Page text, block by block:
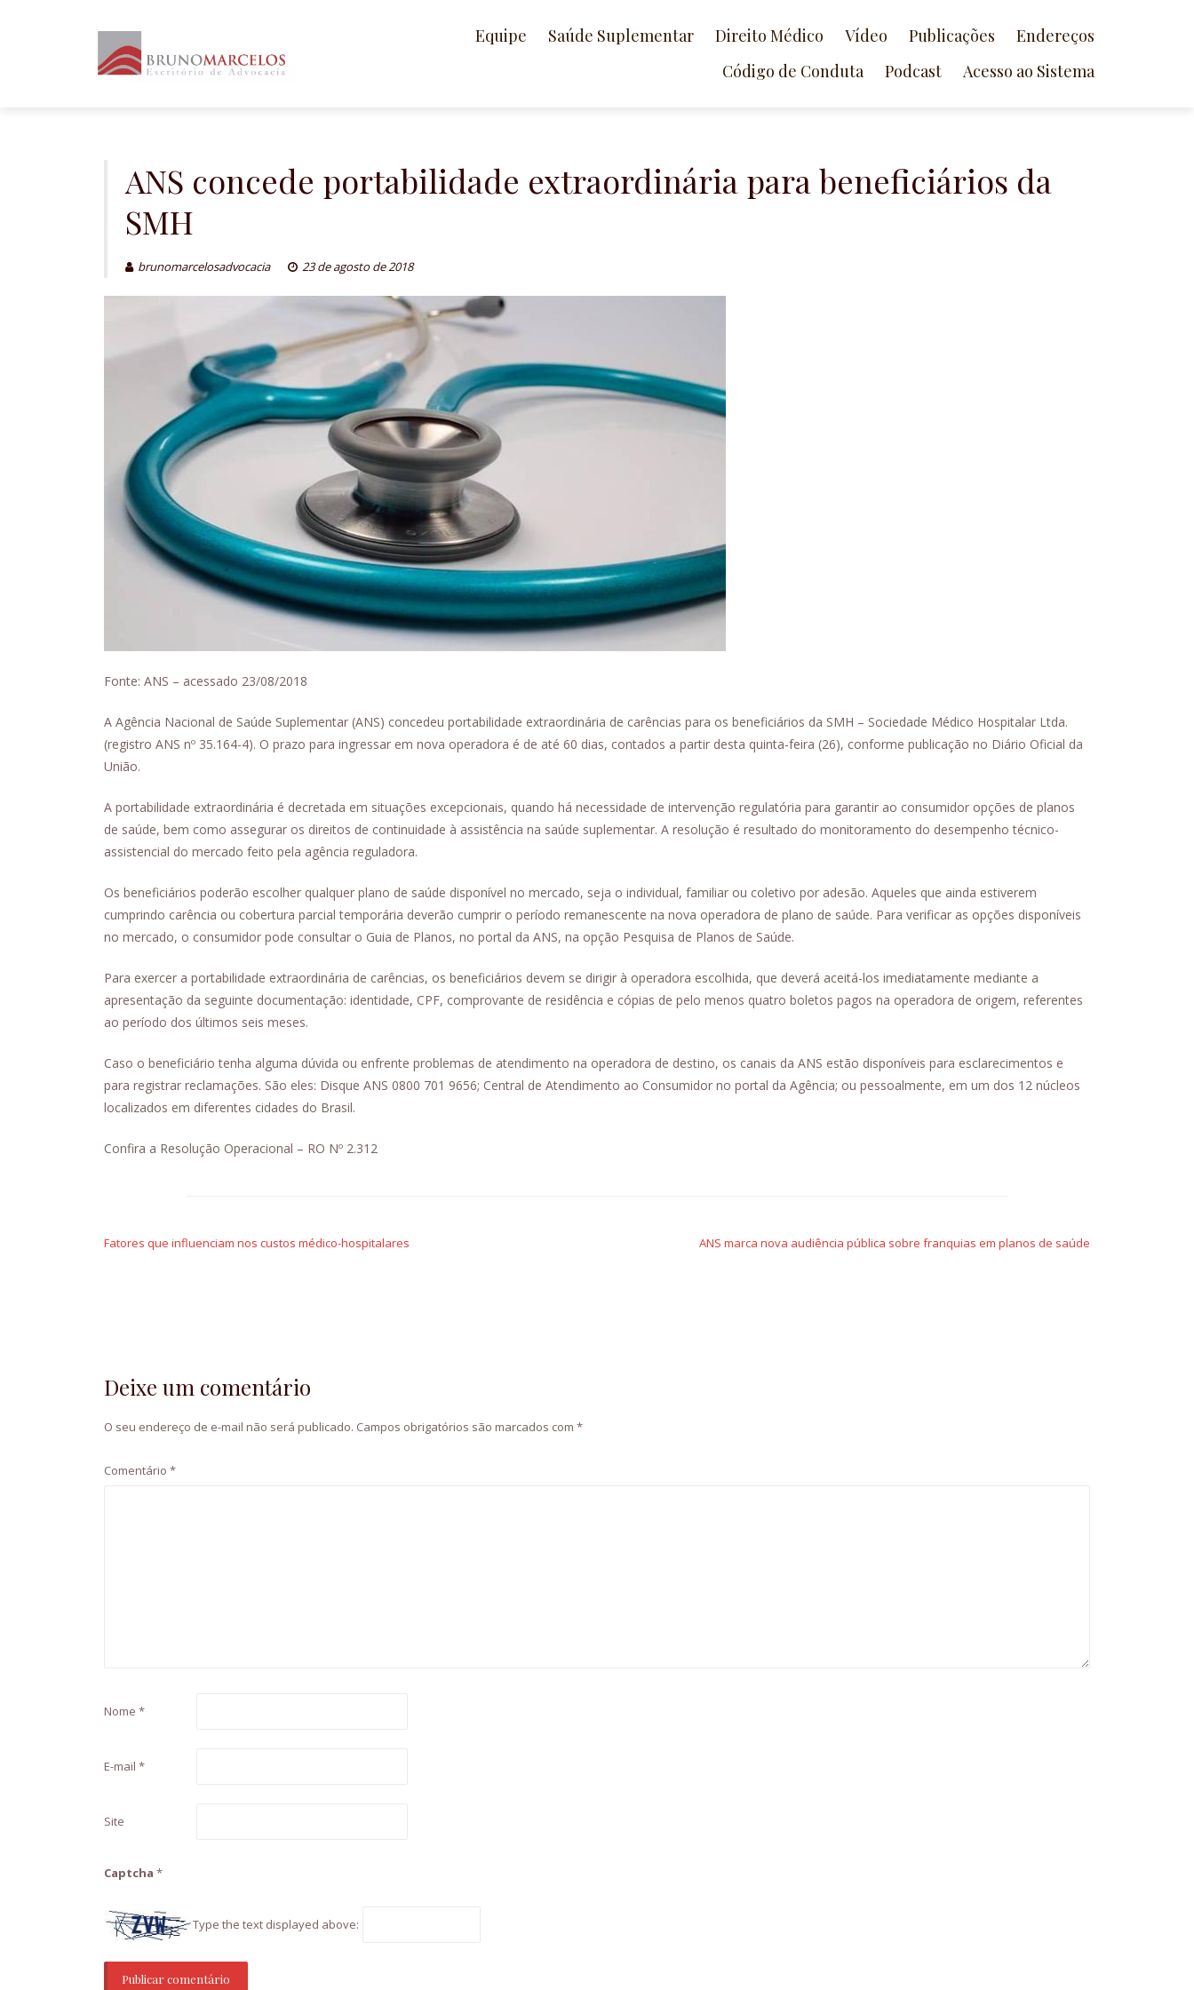
Equipe Saúde Suplementar Direito Médico Vídeo Publicações
Endereços
Código de Conduta
Podcast Acesso ao Sistema
ANS concede portabilidade extraordinária para beneficiários da
SMH
brunomarcelosadvocacia 23 de agosto de 2018
Fonte: ANS – acessado 23/08/2018
A Agência Nacional de Saúde Suplementar (ANS) concedeu portabilidade extraordinária de carências para os beneficiários da SMH – Sociedade Médico Hospitalar Ltda.
(registro ANS nº 35.164-4). O prazo para ingressar em nova operadora é de até 60 dias, contados a partir desta quinta-feira (26), conforme publicação no Diário Oficial da
União.
A portabilidade extraordinária é decretada em situações excepcionais, quando há necessidade de intervenção regulatória para garantir ao consumidor opções de planos
de saúde, bem como assegurar os direitos de continuidade à assistência na saúde suplementar. A resolução é resultado do monitoramento do desempenho técnico-
assistencial do mercado feito pela agência reguladora.
Os beneficiários poderão escolher qualquer plano de saúde disponível no mercado, seja o individual, familiar ou coletivo por adesão. Aqueles que ainda estiverem
cumprindo carência ou cobertura parcial temporária deverão cumprir o período remanescente na nova operadora de plano de saúde. Para verificar as opções disponíveis
no mercado, o consumidor pode consultar o Guia de Planos, no portal da ANS, na opção Pesquisa de Planos de Saúde.
Para exercer a portabilidade extraordinária de carências, os beneficiários devem se dirigir à operadora escolhida, que deverá aceitá-los imediatamente mediante a
apresentação da seguinte documentação: identidade, CPF, comprovante de residência e cópias de pelo menos quatro boletos pagos na operadora de origem, referentes
ao período dos últimos seis meses.
Caso o beneficiário tenha alguma dúvida ou enfrente problemas de atendimento na operadora de destino, os canais da ANS estão disponíveis para esclarecimentos e
para registrar reclamações. São eles: Disque ANS 0800 701 9656; Central de Atendimento ao Consumidor no portal da Agência; ou pessoalmente, em um dos 12 núcleos
localizados em diferentes cidades do Brasil.
Confira a Resolução Operacional – RO Nº 2.312
de
Fatores que influenciam nos custos médico-hospitalares ANS marca nova audiência pública sobre franquias em planos de saúde
Deixe um comentário
O seu endereço de e-mail não será publicado. Campos obrigatórios são marcados com *
Comentário *
Nome *
E-mail *
Site
Captcha *
Type the text displayed above: